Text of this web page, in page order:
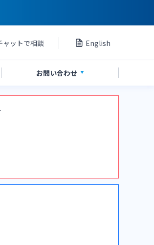
ャットで相談 English
お問い合わせ
ントサービス「たまるーじ倶楽
他サービス